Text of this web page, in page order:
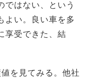
ではない、という
よい。良い車を多
享受できた、結
を見てみる。他社